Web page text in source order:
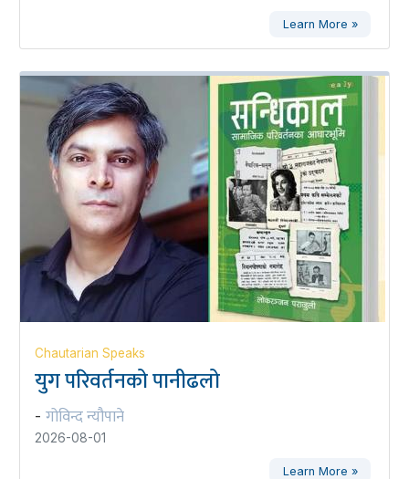
Learn More »
Chautarian Speaks
युग परिवर्तनको पानीढलो
- गोविन्द न्यौपाने
2026-08-01
Learn More »